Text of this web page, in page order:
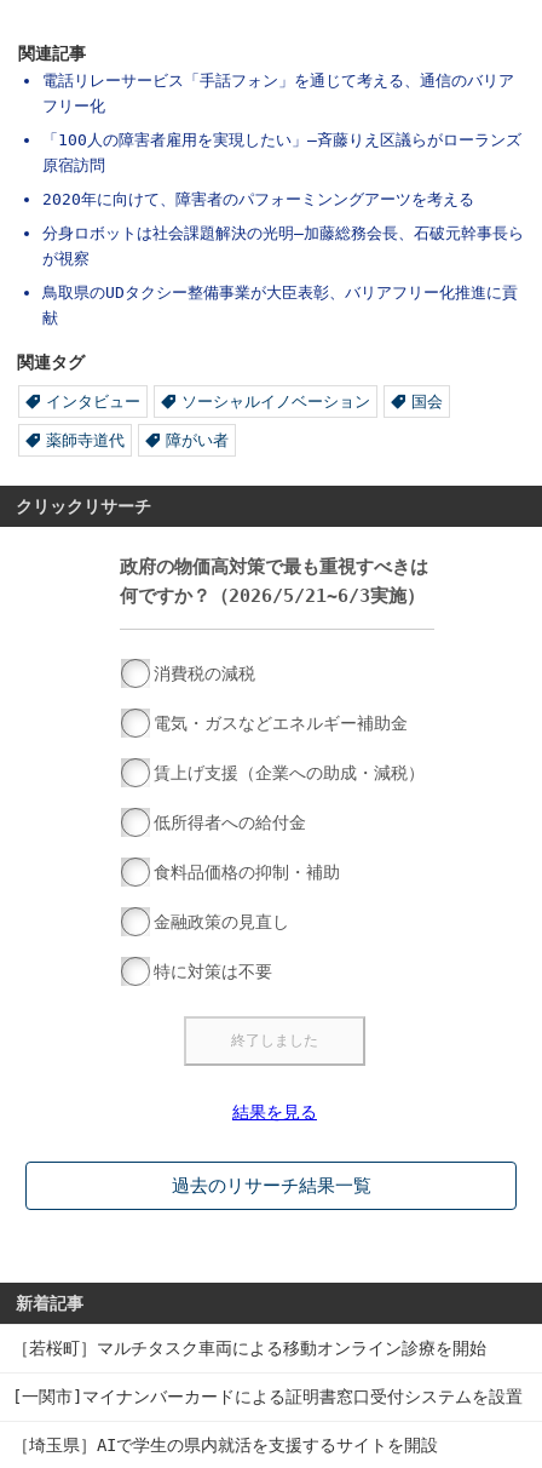
関連記事
電話リレーサービス「手話フォン」を通じて考える、通信のバリア
フリー化
「100人の障害者雇用を実現したい」―斉藤りえ区議らがローランズ
原宿訪問
2020年に向けて、障害者のパフォーミンングアーツを考える
分身ロボットは社会課題解決の光明―加藤総務会長、石破元幹事長ら
が視察
鳥取県のUDタクシー整備事業が大臣表彰、バリアフリー化推進に貢
献
関連タグ
インタビュー ソーシャルイノベーション 国会
薬師寺道代 障がい者
クリックリサーチ
政府の物価高対策で最も重視すべきは
何ですか？（2026/5/21~6/3実施）
消費税の減税
電気・ガスなどエネルギー補助金
賃上げ支援（企業への助成・減税）
低所得者への給付金
食料品価格の抑制・補助
金融政策の見直し
特に対策は不要
結果を見る
過去のリサーチ結果一覧
新着記事
［若桜町］マルチタスク車両による移動オンライン診療を開始
[一関市]マイナンバーカードによる証明書窓口受付システムを設置
［埼玉県］AIで学生の県内就活を支援するサイトを開設